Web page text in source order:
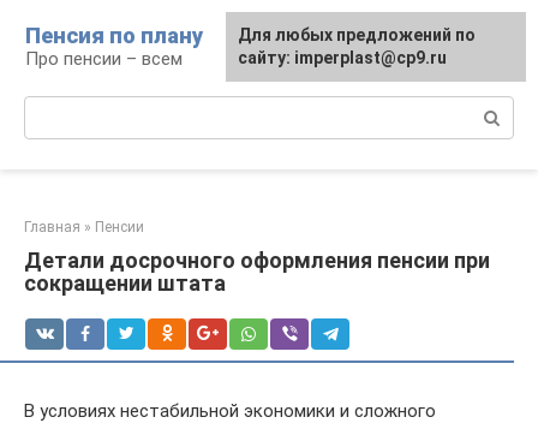
контенту
Пенсия по плану
Про пенсии – всем
Главная » Пенсии
Детали досрочного оформления пенсии при
сокращении штата
В условиях нестабильной экономики и сложного
Для любых предложений по
сайту: imperplast@cp9.ru